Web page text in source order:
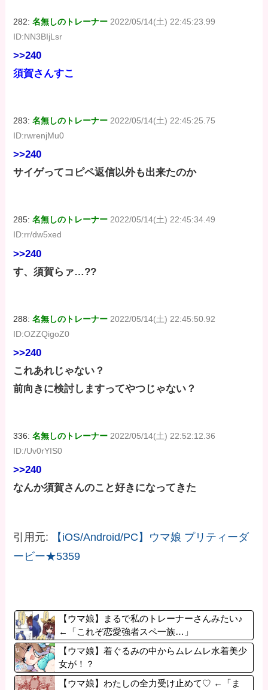
282:名無しのトレーナー 2022/05/14(土) 22:45:23.99
ID:NN3BIjLsr
>>240
須賀さんすこ
283:名無しのトレーナー 2022/05/14(土) 22:45:25.75
ID:rwrenjMu0
>>240
サイゲってコピペ返信以外も出来たのか
285:名無しのトレーナー 2022/05/14(土) 22:45:34.49
ID:rr/dw5xed
>>240
す、須賀らァ…??
288:名無しのトレーナー 2022/05/14(土) 22:45:50.92
ID:OZZQigoZ0
>>240
これあれじゃない？
前向きに検討しますってやつじゃない？
336:名無しのトレーナー 2022/05/14(土) 22:52:12.36
ID:/Uv0rYIS0
>>240
なんか須賀さんのこと好きになってきた
引用元:
【iOS/Android/PC】ウマ娘 プリティーダ
ービー★5359
【ウマ娘】まるで私のトレーナーさんみたい♪
←「これぞ恋愛強者スペ一族…」
【ウマ娘】着ぐるみの中からムレムレ水着美少
女が！？
【ウマ娘】わたしの全力受け止めて♡ ←「ま